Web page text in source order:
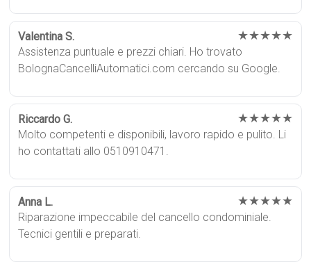
Valentina S. ★★★★★
Assistenza puntuale e prezzi chiari. Ho trovato
BolognaCancelliAutomatici.com cercando su Google.
Riccardo G. ★★★★★
Molto competenti e disponibili, lavoro rapido e pulito. Li
ho contattati allo 0510910471.
Anna L. ★★★★★
Riparazione impeccabile del cancello condominiale.
Tecnici gentili e preparati.